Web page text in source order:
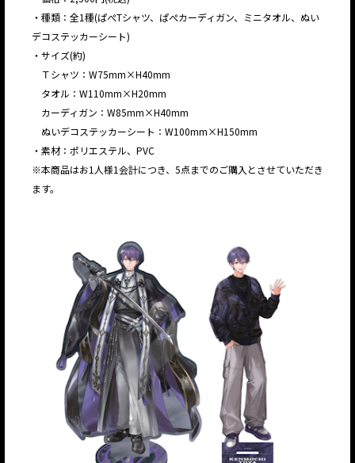
・種類：全1種(ぱぺTシャツ、ぱぺカーディガン、ミニタオル、ぬい
デコステッカーシート)
・サイズ(約)
Ｔシャツ：W75mm×H40mm
タオル：W110mm×H20mm
カーディガン：W85mm×H40mm
ぬいデコステッカーシート：W100mm×H150mm
・素材：ポリエステル、PVC
※本商品はお1人様1会計につき、5点までのご購入とさせていただき
ます。